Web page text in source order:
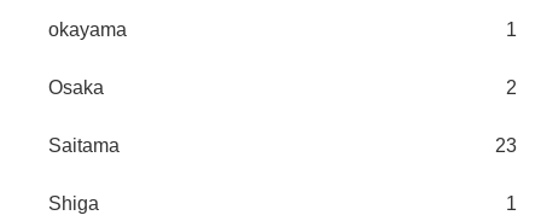
okayama 1
Osaka 2
Saitama 23
Shiga 1